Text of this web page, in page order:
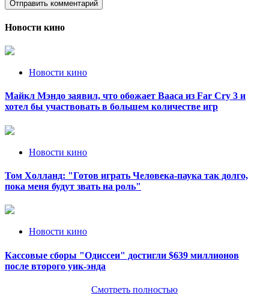
Новости кино
Новости кино
Майкл Мэндо заявил, что обожает Вааса из Far Cry 3 и
хотел бы участвовать в большем количестве игр
Новости кино
Том Холланд: "Готов играть Человека-паука так долго,
пока меня будут звать на роль"
Новости кино
Кассовые сборы "Одиссеи" достигли $639 миллионов
после второго уик-энда
Смотреть полностью